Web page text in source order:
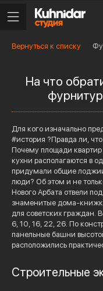
Вернуться к списку
На что
Для кого изначально
#история ?Правда ли,
Почему площади
кухни располагаются в
придумали общие
люди? Об этом и не
Нового Арбата отвели
знаменитые дома-
для советских граждан.
6, 10, 16, 22, 26. По
панельные башни
расположились
Строительные